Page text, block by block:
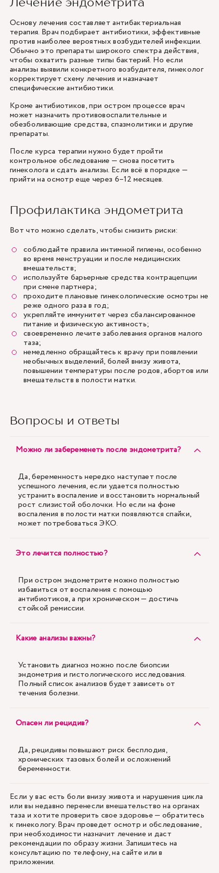
Основу лечения составляет антибактериальная
терапия. Врач подбирает антибиотики, эффективные
против наиболее вероятных возбудителей инфекции.
Обычно это препараты широкого спектра действия,
чтобы охватить разные типы бактерий. Но если
анализы выявили конкретного возбудителя, гинеколог
корректирует схему лечения и назначает
специфические антибиотики.
Кроме антибиотиков, при остром процессе врач
может назначить противовоспалительные и
обезболивающие средства, спазмолитики и другие
препараты.
После курса терапии нужно будет пройти
контрольное обследование — снова посетить
гинеколога и сдать анализы. Если всё в порядке —
прийти на осмотр еще через 6–12 месяцев.
Профилактика эндометрита
Вот что можно сделать, чтобы снизить риски:
соблюдайте правила интимной гигиены, особенно
во время менструации и после медицинских
вмешательств;
используйте барьерные средства контрацепции
при смене партнера;
проходите плановые гинекологические осмотры не
реже одного раза в год;
укрепляйте иммунитет через сбалансированное
питание и физическую активность;
своевременно лечите заболевания органов малого
таза;
немедленно обращайтесь к врачу при появлении
необычных выделений, болей внизу живота,
повышении температуры после родов, абортов или
вмешательств в полости матки.
Вопросы и ответы
Можно ли забеременеть после эндометрита?
Да, беременность нередко наступает после
успешного лечения, если удается полностью
устранить воспаление и восстановить нормальный
рост слизистой оболочки. Но если на фоне
воспаления в полости матки появляются спайки,
может потребоваться ЭКО.
Это лечится полностью?
При остром эндометрите можно полностью
избавиться от воспаления с помощью
антибиотиков, а при хроническом — достичь
стойкой ремиссии.
Какие анализы важны?
Установить диагноз можно после биопсии
эндометрия и гистологического исследования.
Полный список анализов будет зависеть от
течения болезни.
Опасен ли рецидив?
Да, рецидивы повышают риск бесплодия,
хронических тазовых болей и осложнений
беременности.
Если у вас есть боли внизу живота и нарушения цикла
или вы недавно перенесли вмешательство на органах
таза и хотите проверить свое здоровье — обратитесь
к гинекологу. Врач проведет осмотр и обследование,
при необходимости назначит лечение и даст
рекомендации по образу жизни. Запишитесь на
консультацию по телефону, на сайте или в
приложении.